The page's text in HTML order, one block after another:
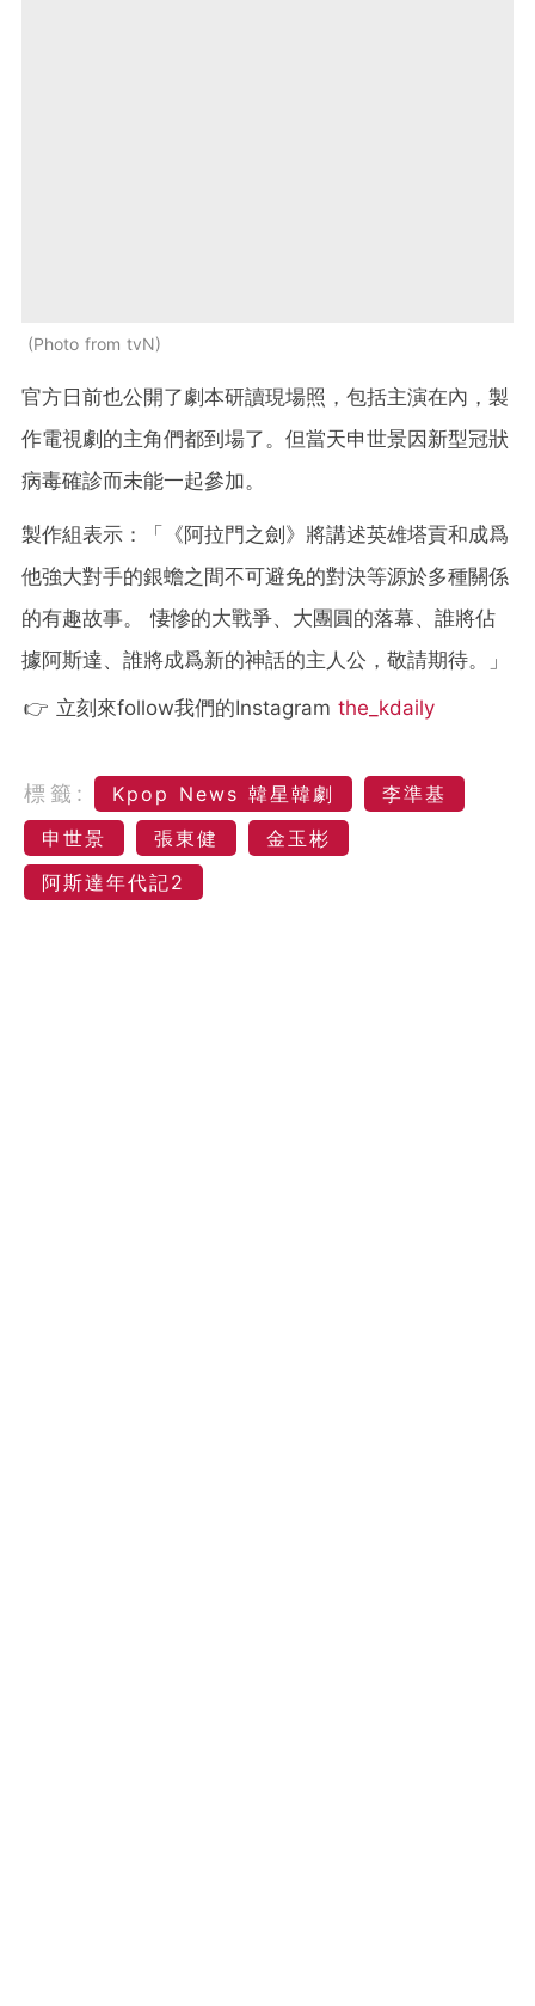
Photo from tvN
官方日前也公開了劇本研讀現場照，包括主演在內，製
作電視劇的主角們都到場了。但當天申世景因新型冠狀
病毒確診而未能一起參加。
製作組表示：「《阿拉門之劍》將講述英雄塔貢和成爲
他強大對手的銀蟾之間不可避免的對決等源於多種關係
的有趣故事。 悽慘的大戰爭、大團圓的落幕、誰將佔
據阿斯達、誰將成爲新的神話的主人公，敬請期待。」
👉 立刻來follow我們的Instagram the_kdaily
標籤: Kpop News 韓星韓劇
李準基
申世景
張東健
金玉彬
阿斯達年代記2